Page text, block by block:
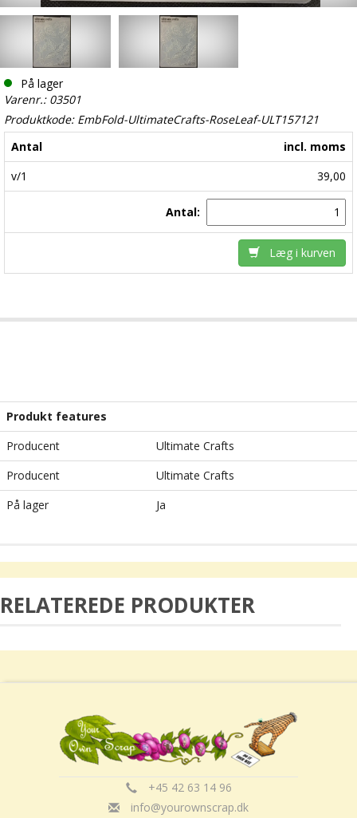
På lager
Varenr.: 03501
Produktkode: EmbFold-UltimateCrafts-RoseLeaf-ULT157121
Antal
incl. moms
v/1
39,00
Antal:
Læg i kurven
Produkt features
Producent
Ultimate Crafts
Producent
Ultimate Crafts
På lager
Ja
RELATEREDE PRODUKTER
+45 42 63 14 96
info@yourownscrap.dk